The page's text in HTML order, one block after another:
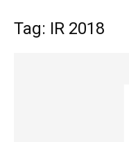
Tag: IR 2018